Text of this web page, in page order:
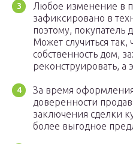
Любое изменение в
зафиксировано в
поэтому, покупатель
Может случиться
собственность дом,
реконструировать, а
За время
доверенности
заключения сделки
более выгодное